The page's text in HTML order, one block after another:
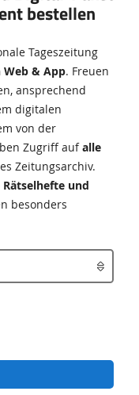
bestellen
Tageszeitung
Web & App. Freuen
ansprechend
digitalen
von der
Zugriff aufalle
Zeitungsarchiv.
und
besonders